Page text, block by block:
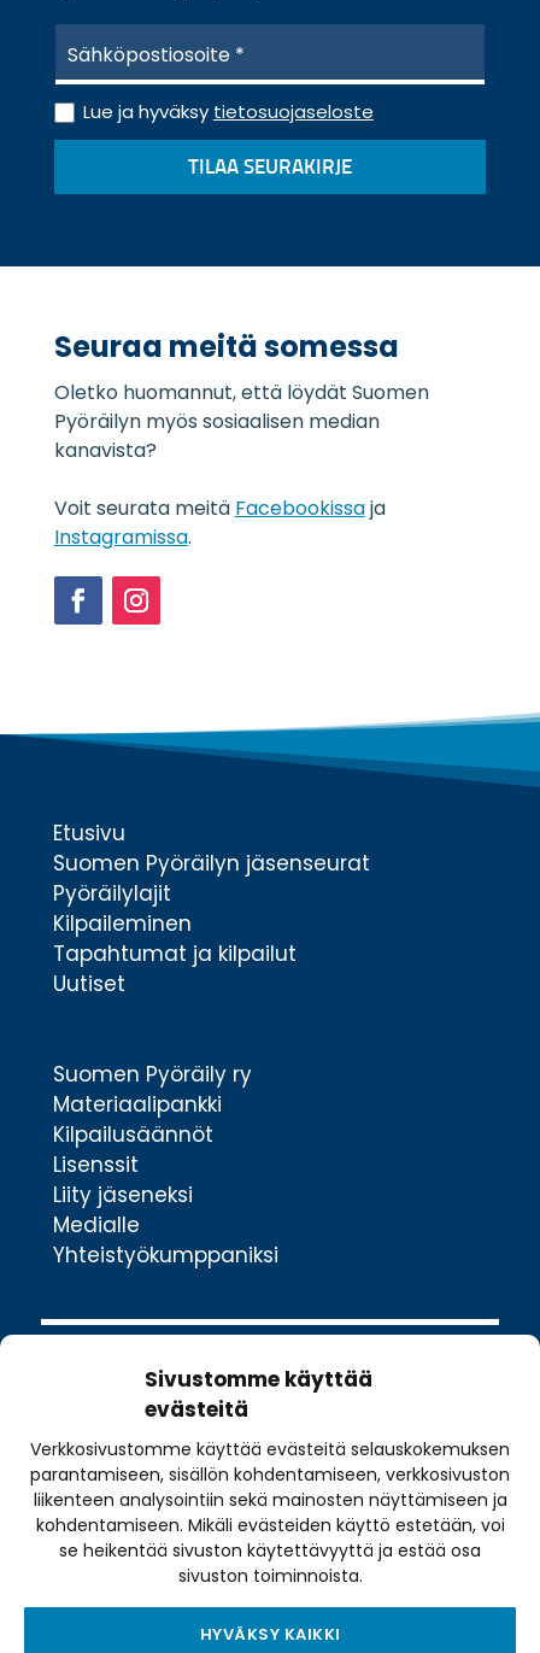
Sivustomme käyttää
evästeitä
Verkkosivustomme käyttää evästeitä selauskokemuksen
parantamiseen, sisällön kohdentamiseen, verkkosivuston
liikenteen analysointiin sekä mainosten näyttämiseen ja
kohdentamiseen. Mikäli evästeiden käyttö estetään, voi
se heikentää sivuston käytettävyyttä ja estää osa
sivuston toiminnoista.
HYVÄKSY KAIKKI
h
k
ö
s
*
T
i
o
o
s
l
o
s
*
Lue ja hyväksy tietosuojaseloste
TILAA SEURAKIRJE
Seuraa meitä somessa
Oletko huomannut, että löydät Suomen
Pyöräilyn myös sosiaalisen median
kanavista?
Voit seurata meitä Facebookissaja
Instagramissa.
Etusivu
Suomen Pyöräilyn jäsenseurat
Pyöräilylajit
Kilpaileminen
Tapahtumat ja kilpailut
Uutiset
Suomen Pyöräily ry
Materiaalipankki
Kilpailusäännöt
Lisenssit
Liity jäseneksi
Medialle
Yhteistyökumppaniksi
Valimotie 10
00380 Helsinki
toimisto@pyoraily.fi
+358 50 516 9590